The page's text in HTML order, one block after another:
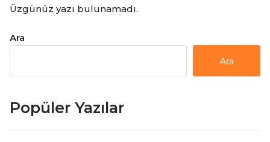
Üzgünüz yazı bulunamadı.
Ara
Ara
Popüler Yazılar